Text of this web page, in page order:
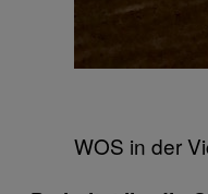
WOS in der